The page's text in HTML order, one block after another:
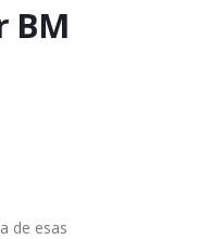
BM
de esas